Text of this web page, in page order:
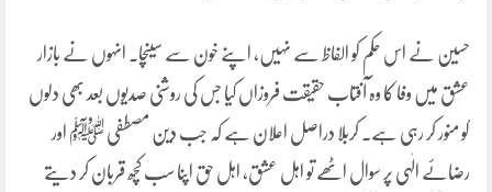
حسین نے اس حکم کو الفاظ سے نہیں، اپنے خون سے سینچا۔ انہوں نے بازار
عشق میں وفا کا وہ آفتاب حقیقت فروزاں کیا جس کی روشنی صدیوں بعد بھی دلوں
کو منور کر رہی ہے۔ کربلا دراصل اعلان ہے کہ جب دین مصطفی ﷺ اور
رضائے الٰہی پر سوال اٹھے تو اہل عشق، اہل حق اپنا سب کچھ قربان کر دیتے